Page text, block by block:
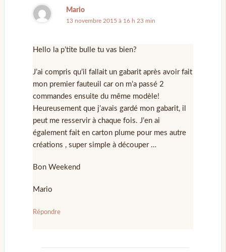
Mario
13 novembre 2015 à 16 h 23 min
Hello la p’tite bulle tu vas bien?
J’ai compris qu’il fallait un gabarit après avoir fait
mon premier fauteuil car on m’a passé 2
commandes ensuite du même modèle!
Heureusement que j’avais gardé mon gabarit, il
peut me resservir à chaque fois. J’en ai
également fait en carton plume pour mes autre
créations , super simple à découper …
Bon Weekend
Mario
Répondre